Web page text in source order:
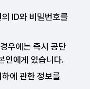
ID와 비밀번호를
우에는 즉시 공단
인에게 있습니다.
에 관한 정보를